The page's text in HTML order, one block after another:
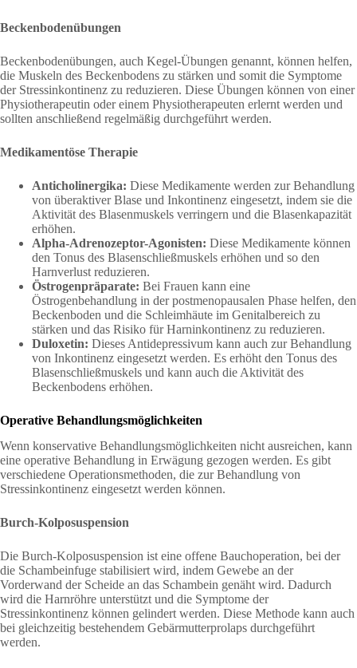
Beckenbodenübungen
Beckenbodenübungen, auch Kegel-Übungen genannt, können helfen,
die Muskeln des Beckenbodens zu stärken und somit die Symptome
der Stressinkontinenz zu reduzieren. Diese Übungen können von einer
Physiotherapeutin oder einem Physiotherapeuten erlernt werden und
sollten anschließend regelmäßig durchgeführt werden.
Medikamentöse Therapie
Anticholinergika: Diese Medikamente werden zur Behandlung
von überaktiver Blase und Inkontinenz eingesetzt, indem sie die
Aktivität des Blasenmuskels verringern und die Blasenkapazität
erhöhen.
Alpha-Adrenozeptor-Agonisten: Diese Medikamente können
den Tonus des Blasenschließmuskels erhöhen und so den
Harnverlust reduzieren.
Östrogenpräparate: Bei Frauen kann eine
Östrogenbehandlung in der postmenopausalen Phase helfen, den
Beckenboden und die Schleimhäute im Genitalbereich zu
stärken und das Risiko für Harninkontinenz zu reduzieren.
Duloxetin: Dieses Antidepressivum kann auch zur Behandlung
von Inkontinenz eingesetzt werden. Es erhöht den Tonus des
Blasenschließmuskels und kann auch die Aktivität des
Beckenbodens erhöhen.
Operative Behandlungsmöglichkeiten
Wenn konservative Behandlungsmöglichkeiten nicht ausreichen, kann
eine operative Behandlung in Erwägung gezogen werden. Es gibt
verschiedene Operationsmethoden, die zur Behandlung von
Stressinkontinenz eingesetzt werden können.
Burch-Kolposuspension
Die Burch-Kolposuspension ist eine offene Bauchoperation, bei der
die Schambeinfuge stabilisiert wird, indem Gewebe an der
Vorderwand der Scheide an das Schambein genäht wird. Dadurch
wird die Harnröhre unterstützt und die Symptome der
Stressinkontinenz können gelindert werden. Diese Methode kann auch
bei gleichzeitig bestehendem Gebärmutterprolaps durchgeführt
werden.